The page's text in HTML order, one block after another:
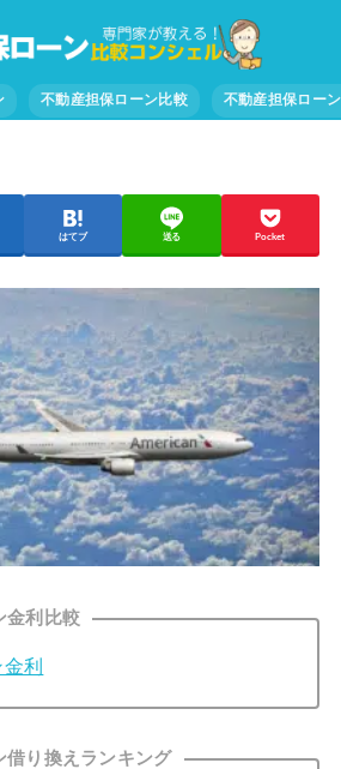
不動産担保ローン比較 不動産担保ロー
はてブ 送る Pocket
金利比較
利
借り換えランキング